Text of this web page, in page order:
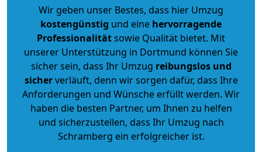
Wir geben unser Bestes, dass hier Umzug
kostengünstig und eine hervorragende
Professionalitätsowie Qualität bietet. Mit
unserer Unterstützung in Dortmund können Sie
sicher sein, dass Ihr Umzug reibungslos und
sicherverläuft, denn wir sorgen dafür, dass Ihre
Anforderungen und Wünsche erfüllt werden. Wir
haben die besten Partner, um Ihnen zu helfen
und sicherzustellen, dass Ihr Umzug nach
Schramberg ein erfolgreicher ist.